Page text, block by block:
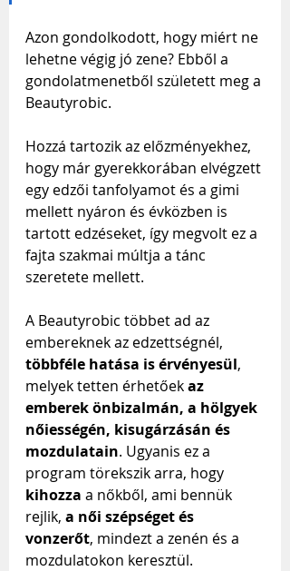
Azon gondolkodott, hogy miért ne
lehetne végig jó zene? Ebből a
gondolatmenetből született meg a
Beautyrobic.
Hozzá tartozik az előzményekhez,
hogy már gyerekkorában elvégzett
egy edzői tanfolyamot és a gimi
mellett nyáron és évközben is
tartott edzéseket, így megvolt ez a
fajta szakmai múltja a tánc
szeretete mellett.
A Beautyrobic többet ad az
embereknek az edzettségnél,
többféle hatása is érvényesül,
melyek tetten érhetőek az
emberek önbizalmán, a hölgyek
nőiességén, kisugárzásán és
mozdulatain. Ugyanis ez a
program törekszik arra, hogy
kihozza a nőkből, ami bennük
rejlik, a női szépséget és
vonzerőt, mindezt a zenén és a
mozdulatokon keresztül.